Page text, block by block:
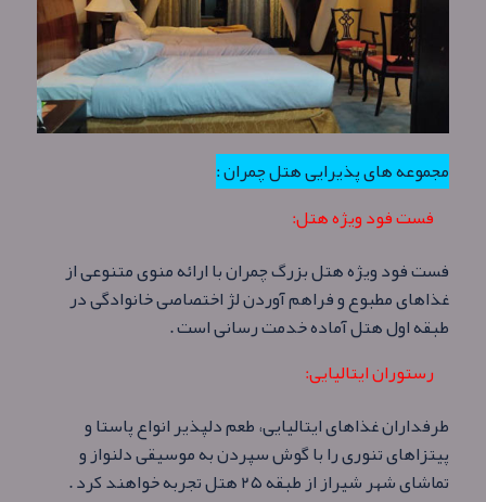
مجموعه های پذیرایی هتل چمران :
فست فود ویژه هتل:
فست فود ویژه هتل بزرگ چمران با ارائه منوی متنوعی از
غذاهای مطبوع و فراهم آوردن لژ اختصاصی خانوادگی در
طبقه اول هتل آماده خدمت رسانی است .
رستوران ایتالیایی:
طرفداران غذاهای ایتالیایی، طعم دلپذیر انواع پاستا و
پیتزاهای تنوری را با گوش سپردن به موسيقی دلنواز و
تماشای شهر شیراز از طبقه ۲۵ هتل تجربه خواهند کرد .